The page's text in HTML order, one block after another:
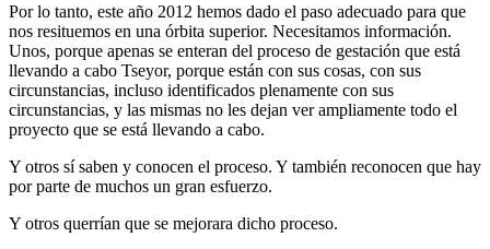
Por lo tanto, este año 2012 hemos dado el paso adecuado para que
nos resituemos en una órbita superior. Necesitamos información.
Unos, porque apenas se enteran del proceso de gestación que está
llevando a cabo Tseyor, porque están con sus cosas, con sus
circunstancias, incluso identificados plenamente con sus
circunstancias, y las mismas no les dejan ver ampliamente todo el
proyecto que se está llevando a cabo.
Y otros sí saben y conocen el proceso. Y también reconocen que hay
por parte de muchos un gran esfuerzo.
Y otros querrían que se mejorara dicho proceso.